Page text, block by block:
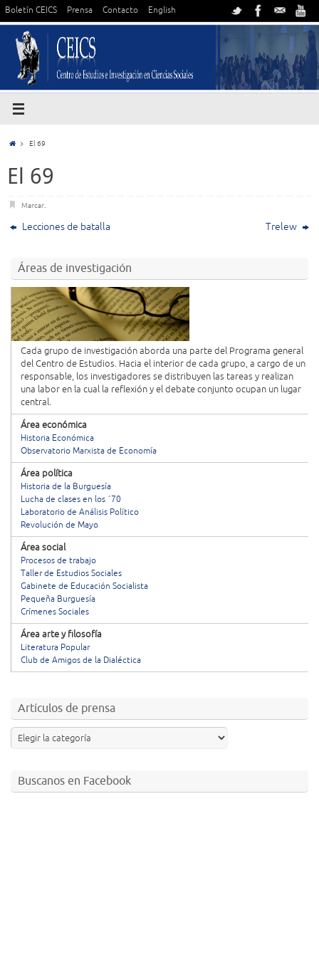
Boletín CEICS Prensa Contacto English
El 69
El 69
Marcar.
Lecciones de batalla Trelew
Áreas de investigación
Cada grupo de investigación aborda una parte del Programa general
del Centro de Estudios. Hacia el interior de cada grupo, a cargo de un
responsable, los investigadores se distribuyen las tareas y realizan
una labor en la cual la reflexión y el debate conjunto ocupan un lugar
central.
Área económica
Historia Económica
Observatorio Marxista de Economía
Área política
Historia de la Burguesía
Lucha de clases en los ´70
Laboratorio de Análisis Político
Revolución de Mayo
Área social
Procesos de trabajo
Taller de Estudios Sociales
Gabinete de Educación Socialista
Pequeña Burguesía
Crímenes Sociales
Área arte y filosofía
Literatura Popular
Club de Amigos de la Dialéctica
Artículos de prensa
Buscanos en Facebook